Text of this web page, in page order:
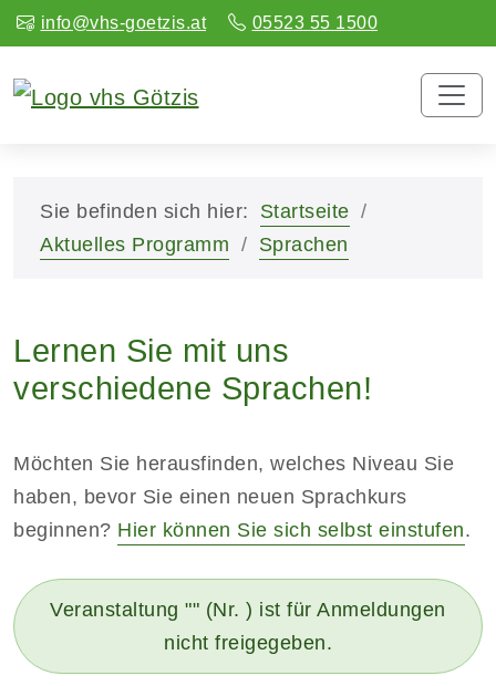
info@vhs-goetzis.at 05523 55 1500
Sie befinden sich hier:
Startseite
Aktuelles Programm
Sprachen
Lernen Sie mit uns
verschiedene Sprachen!
Möchten Sie herausfinden, welches Niveau Sie
haben, bevor Sie einen neuen Sprachkurs
beginnen? Hier können Sie sich selbst einstufen.
Veranstaltung "" (Nr. ) ist für Anmeldungen
nicht freigegeben.